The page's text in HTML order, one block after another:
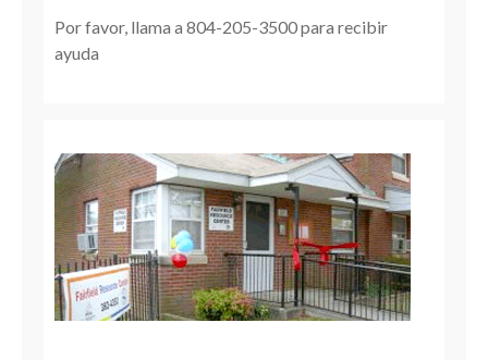
Por favor, llama a 804-205-3500 para recibir
ayuda